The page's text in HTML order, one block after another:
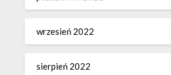
wrzesień 2022
sierpień 2022